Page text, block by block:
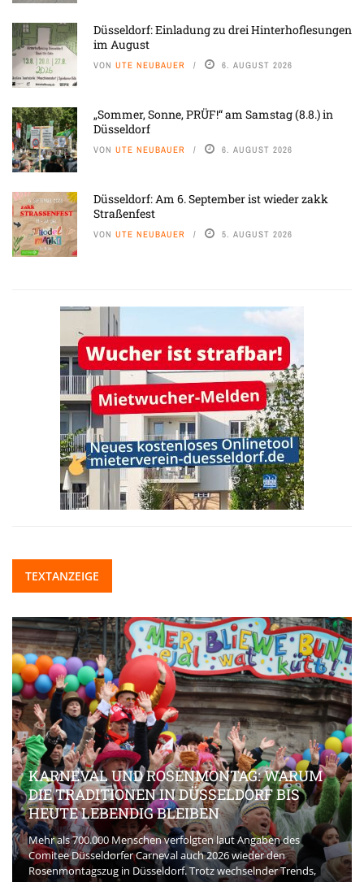
Düsseldorf: Einladung zu drei Hinterhoflesungen
im August
VON UTE NEUBAUER 6. AUGUST 2026
„Sommer, Sonne, PRÜF!“ am Samstag (8.8.) in
Düsseldorf
VON UTE NEUBAUER 6. AUGUST 2026
Düsseldorf: Am 6. September ist wieder zakk
Straßenfest
VON UTE NEUBAUER 5. AUGUST 2026
TEXTANZEIGE
KARNEVAL UND ROSENMONTAG: WARUM
DIE TRADITIONEN IN DÜSSELDORF BIS
HEUTE LEBENDIG BLEIBEN
Mehr als 700.000 Menschen verfolgten laut Angaben des
Comitee Düsseldorfer Carneval auch 2026 wieder den
Rosenmontagszug in Düsseldorf. Trotz wechselnder Trends,